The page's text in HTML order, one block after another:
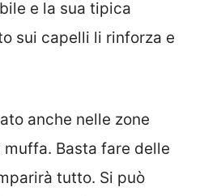
e la sua tipica
sui capelli li rinforza e
anche nelle zone
Basta fare delle
tutto. Si può